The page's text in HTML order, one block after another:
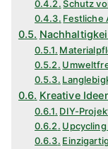
Schutz
Festliche
Kreative
DIY-